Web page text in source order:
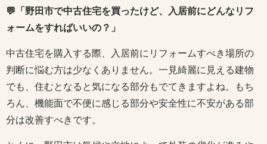
💬「野田市で中古住宅を買ったけど、入居前にどんなリフ
ォームをすればいいの？」
中古住宅を購入する際、入居前にリフォームすべき場所の
判断に悩む方は少なくありません。一見綺麗に見える建物
でも、住むとなると気になる部分もでてきますよね。もち
ろん、機能面で不便に感じる部分や安全性に不安がある部
分は改善すべきです。